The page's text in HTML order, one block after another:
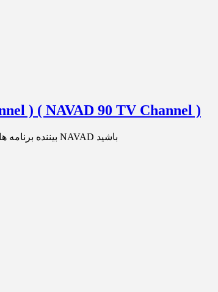
) ( NAVAD 90 TV Channel )
بیننده برنامه های ورزشی و فوتبال و همچنین برنامه نود عادل فردوسی پور در کانال NAVAD باشید